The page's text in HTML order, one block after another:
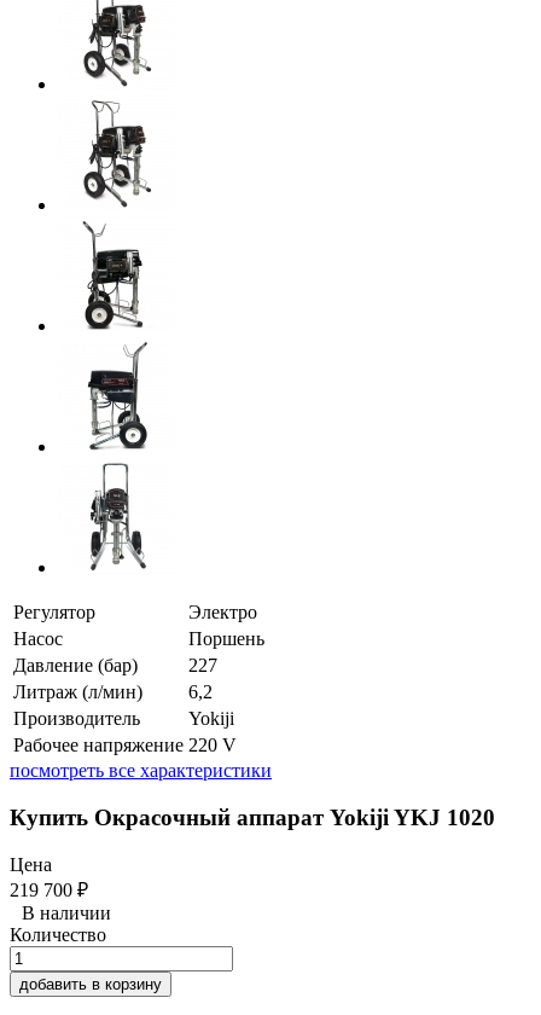
Регулятор
Электро
Насос
Поршень
Давление (бар)
227
Литраж (л/мин)
6,2
Производитель
Yokiji
Рабочее напряжение 220 V
посмотреть все характеристики
Купить Окрасочный аппарат Yokiji YKJ 1020
Цена
219 700 ₽
В наличии
Количество
добавить в корзину